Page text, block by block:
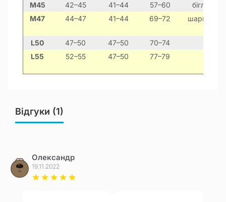
M45
42–45 41–44 57–60
бігль,
M47
44–47 41–44 69–72
шарпей,
L50
47–50 47–50 70–74
L55
52–55 47–50 77–79
Відгуки (1)
Олександр
19.11.2022